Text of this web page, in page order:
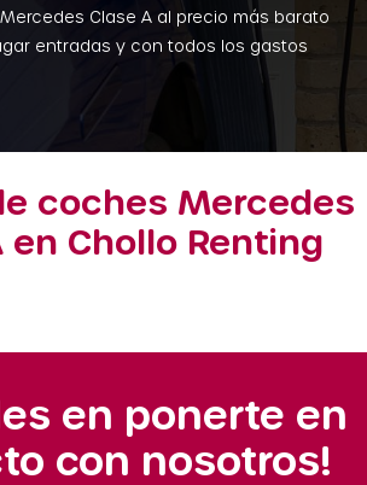
Clase A al precio más barato
entradas y con todos los gastos
coches Mercedes
en Chollo Renting
en ponerte en
con nosotros!